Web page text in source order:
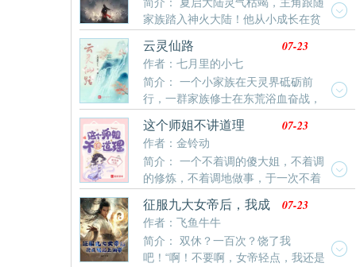
气，说道：“前辈，我已经考虑清楚了，我不想吸收吞天
神脉……”
家族踏入神火大陆！他从小成长在贫
瘠的大陆，进入新的世界发现除了天赋样样不如宗派弟
子。服饰，武器，丹药统统被碾压！他在须弥山秘境邂
逅了凤凰仙宫的凤女，两人患难与共，凤女一直资助主
角。后来主角得到了传说中的须弥山，里边有无数人形
小动物在炼丹打造武器，号称什么玩意都能制作出来。
他从此走上人生巅峰
云灵仙路
作者：七月里的小七
07-23
简介： 一个小家族在天灵界砥砺前
行，一群家族修士在东荒浴血奋战，
一位没什么大志的重生者在残酷的修仙界慢慢成长。
【家族流】【凡人流】 各位书友如果觉得《云灵仙路》
还不错的话请不要忘记向您QQ群和微博里的朋友推荐
哦！
这个师姐不讲道理
作者：金铃动
07-23
简介： 一个不着调的傻大姐，不着调
的修炼，不着调地做事，于一次不着
调地偷吃师姑的小仙鹤，被母亲追打，却获得了先天道
宝，符塔。于是，不着调的许平安成为了人族之光。
征服九大女帝后，我成
就无上仙帝！
作者：飞鱼牛牛
07-23
简介： 双休？一百次？饶了我
吧！“啊！不要啊，女帝轻点，我还是